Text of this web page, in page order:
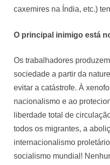
caxemires na Índia, etc.)
O principal inimigo está
Os trabalhadores
sociedade a partir da
evitar a catástrofe. À
nacionalismo e ao
liberdade total de
todos os migrantes, a
internacionalismo
socialismo mundial!